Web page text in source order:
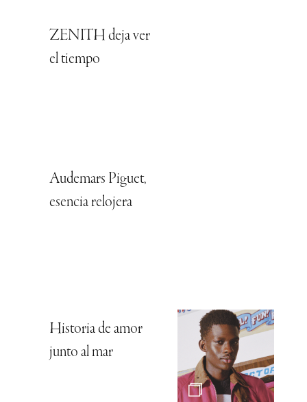
ZENITH deja ver
el tiempo
Audemars Piguet,
esencia relojera
Historia de amor
junto al mar